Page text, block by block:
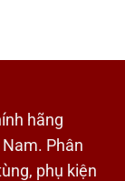
hãng
Phân
phụ kiện